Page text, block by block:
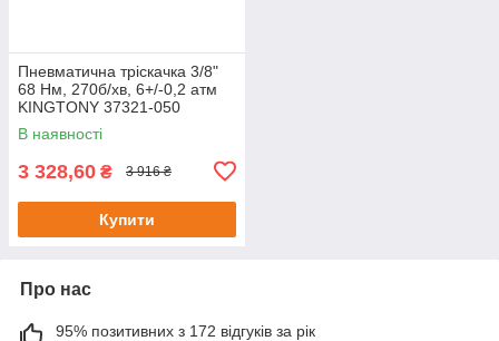
Пневматична тріскачка 3/8"
68 Нм, 270б/хв, 6+/-0,2 атм
KINGTONY 37321-050
В наявності
3 328,60 ₴ 3 916 ₴
Купити
Про нас
95% позитивних з 172 відгуків за рік